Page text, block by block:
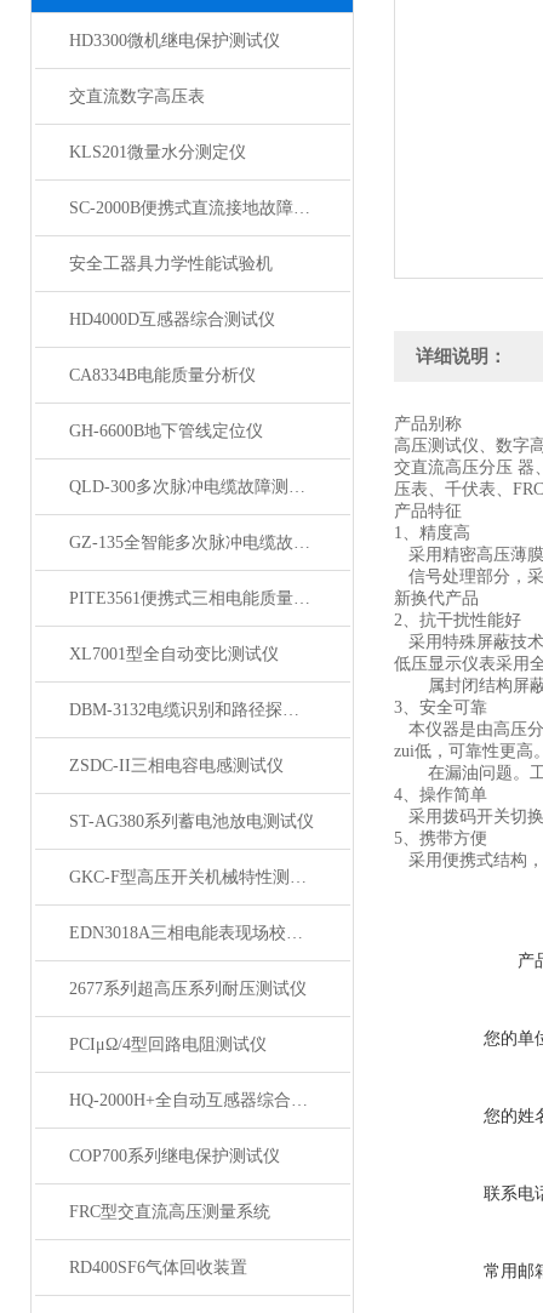
HD3300微机继电保护测试仪
交直流数字高压表
KLS201微量水分测定仪
SC-2000B便携式直流接地故障检测仪
安全工器具力学性能试验机
HD4000D互感器综合测试仪
CA8334B电能质量分析仪
GH-6600B地下管线定位仪
QLD-300多次脉冲电缆故障测试仪
GZ-135全智能多次脉冲电缆故障测试仪
PITE3561便携式三相电能质量分析仪
XL7001型全自动变比测试仪
DBM-3132电缆识别和路径探测仪
ZSDC-II三相电容电感测试仪
ST-AG380系列蓄电池放电测试仪
GKC-F型高压开关机械特性测试仪
EDN3018A三相电能表现场校验仪
2677系列超高压系列耐压测试仪
PCIμΩ/4型回路电阻测试仪
HQ-2000H+全自动互感器综合测试仪
COP700系列继电保护测试仪
FRC型交直流高压测量系统
RD400SF6气体回收装置
详细说明：
产品别称
高压测试仪、数字
交直流高压分压 器
压表、千伏表、
产品特征
1、精度高
采用精密高压薄
信号处理部分，
新换代产品
2、抗干扰性能好
采用特殊屏蔽技
低压显示仪表采用
属封闭结构屏蔽
3、安全可靠
本仪器是由高压
zui低，可靠性更高
在漏油问题。工
4、操作简单
采用拨码开关切
5、携带方便
采用便携式结构
产
您的单
您的姓
联系电
常用邮